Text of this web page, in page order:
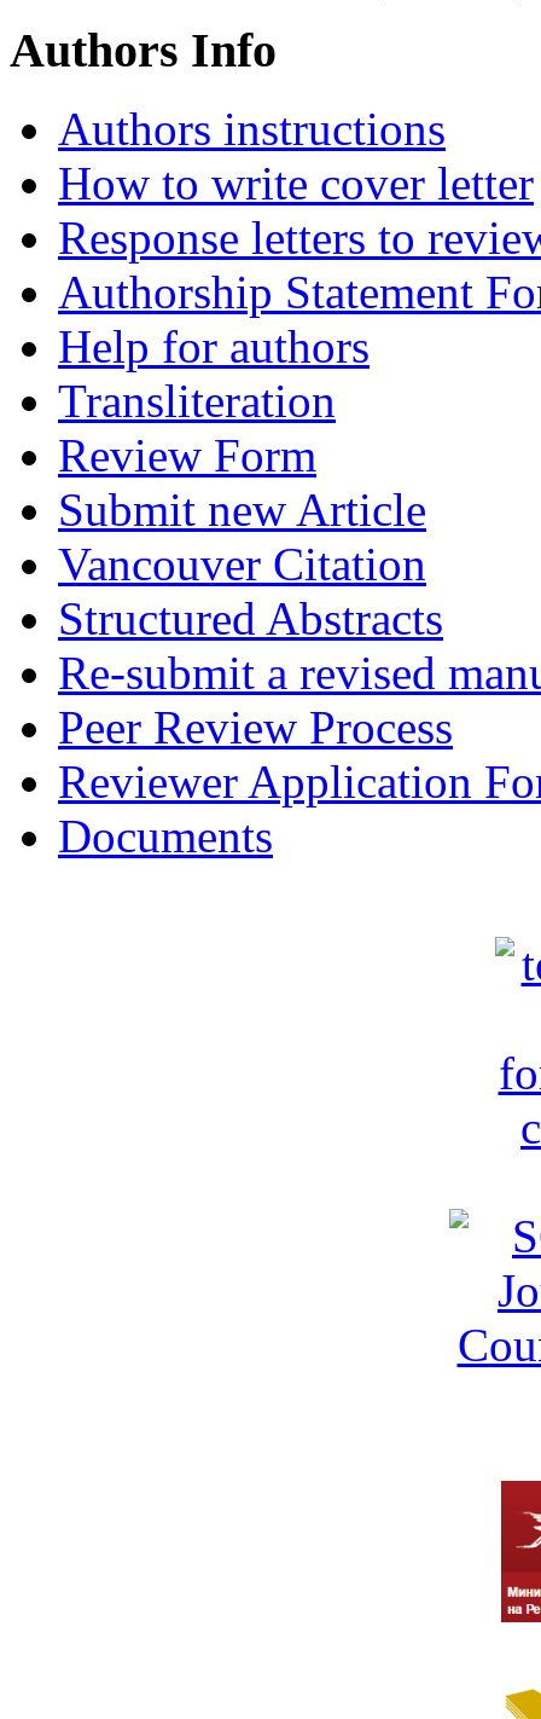
Authors Info
Authors instructions
How to write cover letter
Response letters to
Authorship Statement
Help for authors
Transliteration
Review Form
Submit new Article
Vancouver Citation
Structured Abstracts
Re-submit a revised
Peer Review Process
Reviewer Application
Documents